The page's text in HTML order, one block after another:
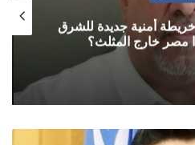
أمنية جديدة للشرق
مصر خارج المثلث؟